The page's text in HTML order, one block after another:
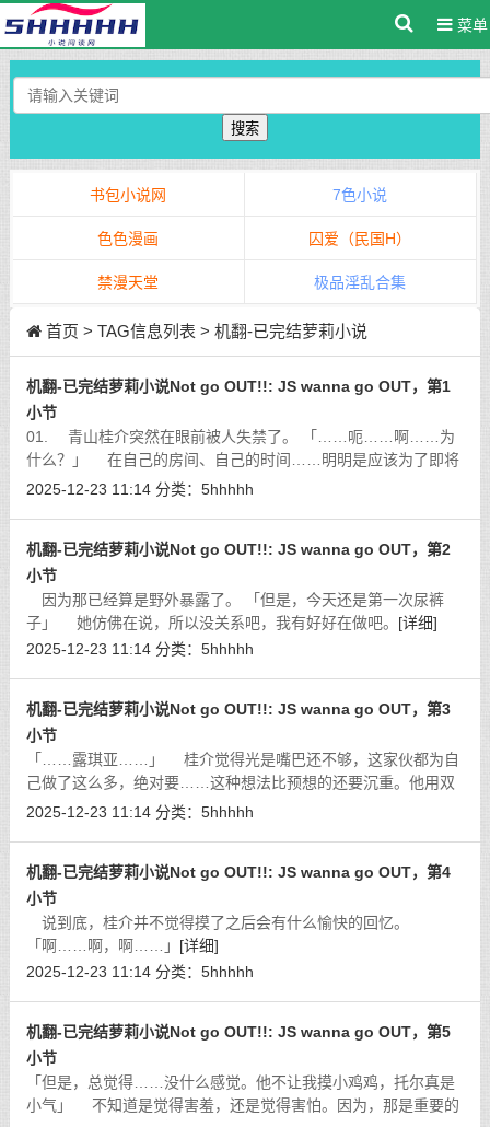
菜单
搜索
书包小说网 7色小说
色色漫画 囚爱（民国H）
禁漫天堂 极品淫乱合集
首页 > TAG信息列表 > 机翻-已完结萝莉小说
机翻-已完结萝莉小说Not go OUT!!: JS wanna go OUT，第1
小节
01. 青山桂介突然在眼前被人失禁了。 「……呃……啊……为
什么？」 在自己的房间、自己的时间……明明是应该为了即将
到来的春天而努力准备考试的时机，其他所有事情都只是多余。
2025-12-23 11:14 分类： 5hhhhh
机翻-已完结萝莉小说Not go OUT!!: JS wanna go OUT，第2
小节
因为那已经算是野外暴露了。 「但是，今天还是第一次尿裤
子」 她仿佛在说，所以没关系吧，我有好好在做吧。 [详细]
2025-12-23 11:14 分类： 5hhhhh
机翻-已完结萝莉小说Not go OUT!!: JS wanna go OUT，第3
小节
「……露琪亚……」 桂介觉得光是嘴巴还不够，这家伙都为自
己做了这么多，绝对要……这种想法比预想的还要沉重。他用双
手揉捏着露琪亚的屁股，同时注意到每当舌头通过某个点时，露
2025-12-23 11:14 分类： 5hhhhh
机翻-已完结萝莉小说Not go OUT!!: JS wanna go OUT，第4
小节
说到底，桂介并不觉得摸了之后会有什么愉快的回忆。
「啊……啊，啊……」 [详细]
2025-12-23 11:14 分类： 5hhhhh
机翻-已完结萝莉小说Not go OUT!!: JS wanna go OUT，第5
小节
「但是，总觉得……没什么感觉。他不让我摸小鸡鸡，托尔真是
小气」 不知道是觉得害羞，还是觉得害怕。因为，那是重要的